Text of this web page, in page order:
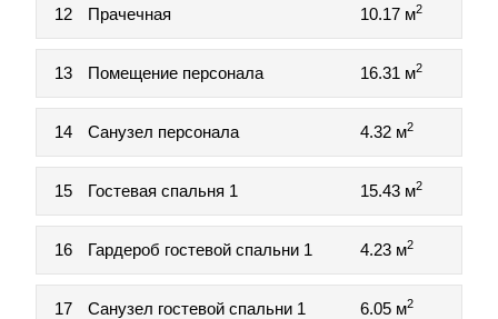
12 Прачечная 10.17 м2
13 Помещение персонала 16.31 м2
14 Санузел персонала 4.32 м2
15 Гостевая спальня 1 15.43 м2
16 Гардероб гостевой спальни 1 4.23 м2
17 Санузел гостевой спальни 1 6.05 м2